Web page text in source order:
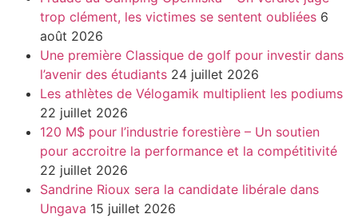
trop clément, les victimes se sentent oubliées 6
août 2026
Une première Classique de golf pour investir dans
l’avenir des étudiants 24 juillet 2026
Les athlètes de Vélogamik multiplient les podiums
22 juillet 2026
120 M$ pour l’industrie forestière – Un soutien
pour accroitre la performance et la compétitivité
22 juillet 2026
Sandrine Rioux sera la candidate libérale dans
Ungava 15 juillet 2026